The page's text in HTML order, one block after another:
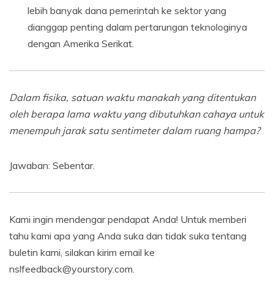
lebih banyak dana pemerintah ke sektor yang
dianggap penting dalam pertarungan teknologinya
dengan Amerika Serikat.
Dalam fisika, satuan waktu manakah yang ditentukan
oleh berapa lama waktu yang dibutuhkan cahaya untuk
menempuh jarak satu sentimeter dalam ruang hampa?
Jawaban: Sebentar.
Kami ingin mendengar pendapat Anda! Untuk memberi
tahu kami apa yang Anda suka dan tidak suka tentang
buletin kami, silakan kirim email ke
nslfeedback@yourstory.com.